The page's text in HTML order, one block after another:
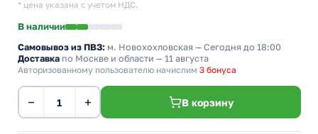
* цена указана с учетом НДС.
В наличии
Самовывоз из ПВЗ: м. Новохохловская — Сегодня до 18:00
Доставка по Москве и области — 11 августа
Авторизованному пользователю начислим 3 бонуса
− + В корзину